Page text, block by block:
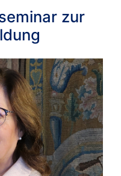
zur